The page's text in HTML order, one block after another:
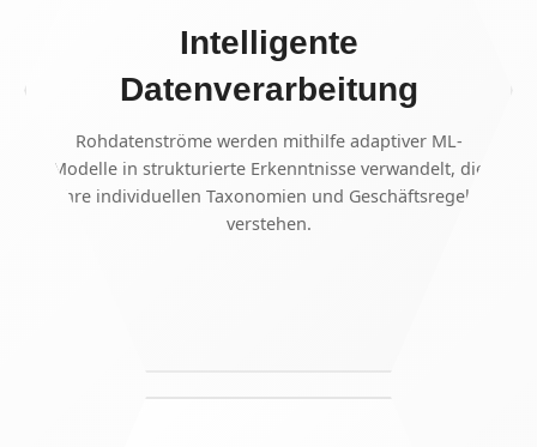
Intelligente
Datenverarbeitung
Rohdatenströme werden mithilfe adaptiver ML-
Modelle in strukturierte Erkenntnisse verwandelt, die
Ihre individuellen Taxonomien und Geschäftsregeln
verstehen.